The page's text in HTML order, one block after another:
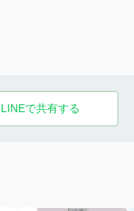
LINEで共有する